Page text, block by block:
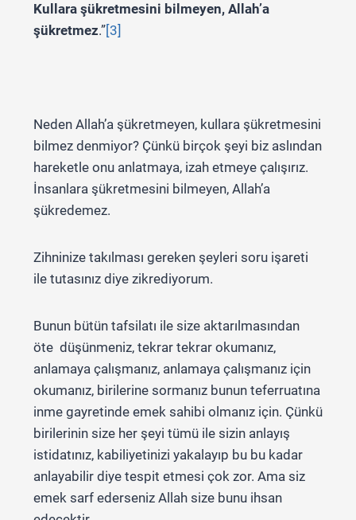
Kullara şükretmesini bilmeyen, Allah’a
şükretmez.”[3]
Neden Allah’a şükretmeyen, kullara şükretmesini
bilmez denmiyor? Çünkü birçok şeyi biz aslından
hareketle onu anlatmaya, izah etmeye çalışırız.
İnsanlara şükretmesini bilmeyen, Allah’a
şükredemez.
Zihninize takılması gereken şeyleri soru işareti
ile tutasınız diye zikrediyorum.
Bunun bütün tafsilatı ile size aktarılmasından
öte düşünmeniz, tekrar tekrar okumanız,
anlamaya çalışmanız, anlamaya çalışmanız için
okumanız, birilerine sormanız bunun teferruatına
inme gayretinde emek sahibi olmanız için. Çünkü
birilerinin size her şeyi tümü ile sizin anlayış
istidatınız, kabiliyetinizi yakalayıp bu bu kadar
anlayabilir diye tespit etmesi çok zor. Ama siz
emek sarf ederseniz Allah size bunu ihsan